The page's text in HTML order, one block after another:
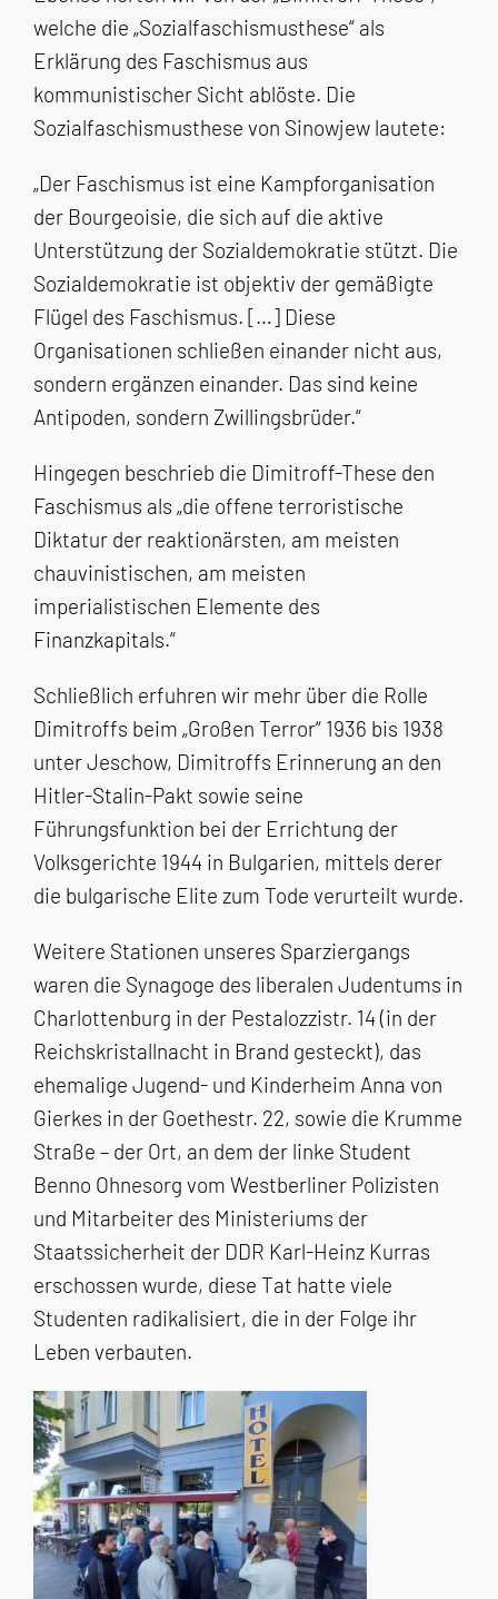
welche die „Sozialfaschismusthese“ als
Erklärung des Faschismus aus
kommunistischer Sicht ablöste. Die
Sozialfaschismusthese von Sinowjew lautete:
„Der Faschismus ist eine Kampforganisation
der Bourgeoisie, die sich auf die aktive
Unterstützung der Sozialdemokratie stützt. Die
Sozialdemokratie ist objektiv der gemäßigte
Flügel des Faschismus. […] Diese
Organisationen schließen einander nicht aus,
sondern ergänzen einander. Das sind keine
Antipoden, sondern Zwillingsbrüder.“
Hingegen beschrieb die Dimitroff-These den
Faschismus als „die offene terroristische
Diktatur der reaktionärsten, am meisten
chauvinistischen, am meisten
imperialistischen Elemente des
Finanzkapitals.“
Schließlich erfuhren wir mehr über die Rolle
Dimitroffs beim „Großen Terror“ 1936 bis 1938
unter Jeschow, Dimitroffs Erinnerung an den
Hitler-Stalin-Pakt sowie seine
Führungsfunktion bei der Errichtung der
Volksgerichte 1944 in Bulgarien, mittels derer
die bulgarische Elite zum Tode verurteilt wurde.
Weitere Stationen unseres Sparziergangs
waren die Synagoge des liberalen Judentums in
Charlottenburg in der Pestalozzistr. 14 (in der
Reichskristallnacht in Brand gesteckt), das
ehemalige Jugend- und Kinderheim Anna von
Gierkes in der Goethestr. 22, sowie die Krumme
Straße – der Ort, an dem der linke Student
Benno Ohnesorg vom Westberliner Polizisten
und Mitarbeiter des Ministeriums der
Staatssicherheit der DDR Karl-Heinz Kurras
erschossen wurde, diese Tat hatte viele
Studenten radikalisiert, die in der Folge ihr
Leben verbauten.